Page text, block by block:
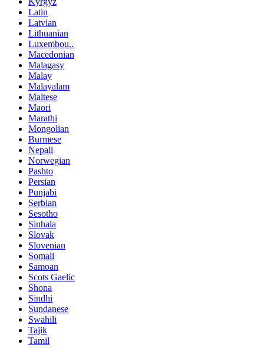
Latin
Latvian
Lithuanian
Luxembou..
Macedonian
Malagasy
Malay
Malayalam
Maltese
Maori
Marathi
Mongolian
Burmese
Nepali
Norwegian
Pashto
Persian
Punjabi
Serbian
Sesotho
Sinhala
Slovak
Slovenian
Somali
Samoan
Scots Gaelic
Shona
Sindhi
Sundanese
Swahili
Tajik
Tamil